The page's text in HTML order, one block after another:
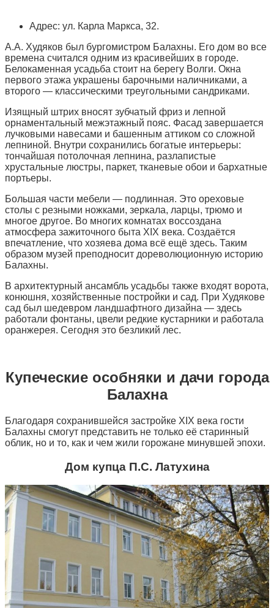
Адрес: ул. Карла Маркса, 32.
А.А. Худяков был бургомистром Балахны. Его дом во все
времена считался одним из красивейших в городе.
Белокаменная усадьба стоит на берегу Волги. Окна
первого этажа украшены барочными наличниками, а
второго — классическими треугольными сандриками.
Изящный штрих вносят зубчатый фриз и лепной
орнаментальный межэтажный пояс. Фасад завершается
лучковыми навесами и башенным аттиком со сложной
лепниной. Внутри сохранились богатые интерьеры:
тончайшая потолочная лепнина, разлапистые
хрустальные люстры, паркет, тканевые обои и бархатные
портьеры.
Большая части мебели — подлинная. Это ореховые
столы с резными ножками, зеркала, ларцы, трюмо и
многое другое. Во многих комнатах воссоздана
атмосфера зажиточного быта XIX века. Создаётся
впечатление, что хозяева дома всё ещё здесь. Таким
образом музей преподносит дореволюционную историю
Балахны.
В архитектурный ансамбль усадьбы также входят ворота,
конюшня, хозяйственные постройки и сад. При Худякове
сад был шедевром ландшафтного дизайна — здесь
работали фонтаны, цвели редкие кустарники и работала
оранжерея. Сегодня это безликий лес.
Купеческие особняки и дачи города
Балахна
Благодаря сохранившейся застройке XIX века гости
Балахны смогут представить не только её старинный
облик, но и то, как и чем жили горожане минувшей эпохи.
Дом купца П.С. Латухина